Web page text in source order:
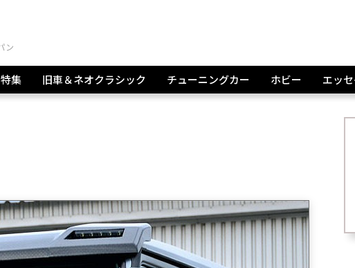
特集 旧車＆ネオクラシック チューニングカー ホビー エッ